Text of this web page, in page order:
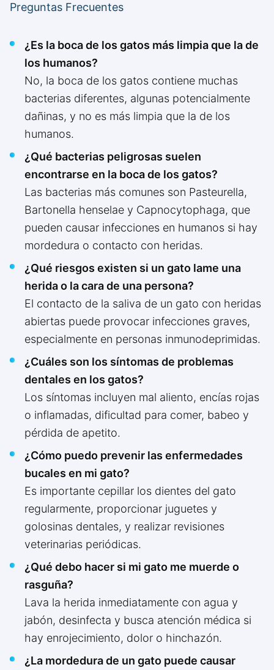
Preguntas Frecuentes
¿Es la boca de los gatos más limpia que la de
los humanos?
No, la boca de los gatos contiene muchas
bacterias diferentes, algunas potencialmente
dañinas, y no es más limpia que la de los
humanos.
¿Qué bacterias peligrosas suelen
encontrarse en la boca de los gatos?
Las bacterias más comunes son Pasteurella,
Bartonella henselae y Capnocytophaga, que
pueden causar infecciones en humanos si hay
mordedura o contacto con heridas.
¿Qué riesgos existen si un gato lame una
herida o la cara de una persona?
El contacto de la saliva de un gato con heridas
abiertas puede provocar infecciones graves,
especialmente en personas inmunodeprimidas.
¿Cuáles son los síntomas de problemas
dentales en los gatos?
Los síntomas incluyen mal aliento, encías rojas
o inflamadas, dificultad para comer, babeo y
pérdida de apetito.
¿Cómo puedo prevenir las enfermedades
bucales en mi gato?
Es importante cepillar los dientes del gato
regularmente, proporcionar juguetes y
golosinas dentales, y realizar revisiones
veterinarias periódicas.
¿Qué debo hacer si mi gato me muerde o
rasguña?
Lava la herida inmediatamente con agua y
jabón, desinfecta y busca atención médica si
hay enrojecimiento, dolor o hinchazón.
¿La mordedura de un gato puede causar